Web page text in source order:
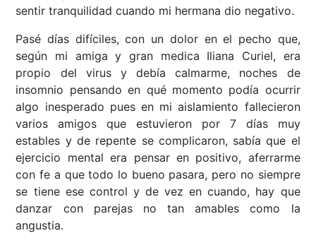
sentir tranquilidad cuando mi hermana dio negativo.
Pasé días difíciles, con un dolor en el pecho que,
según mi amiga y gran medica Iliana Curiel, era
propio del virus y debía calmarme, noches de
insomnio pensando en qué momento podía ocurrir
algo inesperado pues en mi aislamiento fallecieron
varios amigos que estuvieron por 7 días muy
estables y de repente se complicaron, sabía que el
ejercicio mental era pensar en positivo, aferrarme
con fe a que todo lo bueno pasara, pero no siempre
se tiene ese control y de vez en cuando, hay que
danzar con parejas no tan amables como la
angustia.